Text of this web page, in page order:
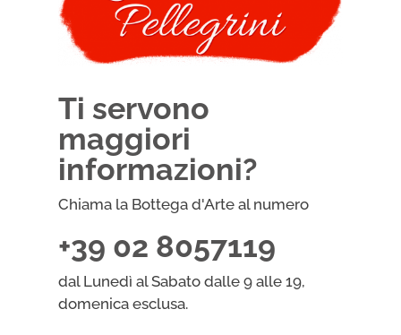
Ti servono
maggiori
informazioni?
Chiama la Bottega d'Arte al numero
+39 02 8057119
dal Lunedì al Sabato dalle 9 alle 19,
domenica esclusa.